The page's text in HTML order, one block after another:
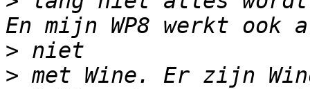
>
> met Wine. Er zijn